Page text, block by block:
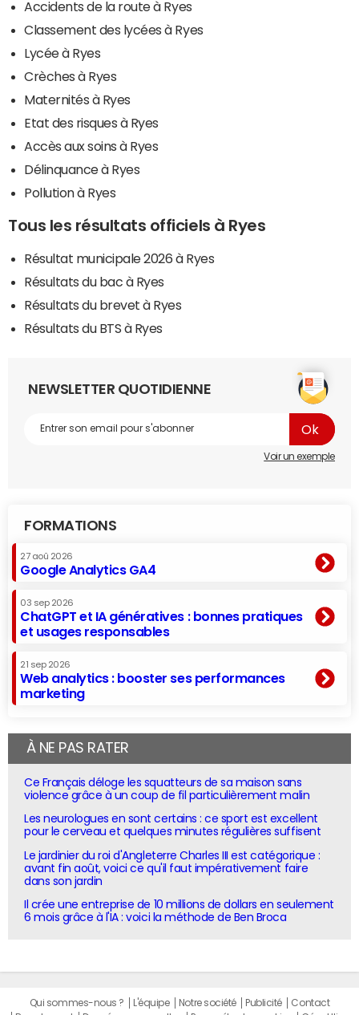
Accidents de la route à Ryes
Classement des lycées à Ryes
Lycée à Ryes
Crèches à Ryes
Maternités à Ryes
Etat des risques à Ryes
Accès aux soins à Ryes
Délinquance à Ryes
Pollution à Ryes
Tous les résultats officiels à Ryes
Résultat municipale 2026 à Ryes
Résultats du bac à Ryes
Résultats du brevet à Ryes
Résultats du BTS à Ryes
NEWSLETTER QUOTIDIENNE
Voir un exemple
FORMATIONS
27 aoû 2026
Google Analytics GA4
03 sep 2026
ChatGPT et IA génératives : bonnes pratiques
et usages responsables
21 sep 2026
Web analytics : booster ses performances
marketing
À NE PAS RATER
Ce Français déloge les squatteurs de sa maison sans
violence grâce à un coup de fil particulièrement malin
Les neurologues en sont certains : ce sport est excellent
pour le cerveau et quelques minutes régulières suffisent
Le jardinier du roi d'Angleterre Charles III est catégorique :
avant fin août, voici ce qu'il faut impérativement faire
dans son jardin
Il crée une entreprise de 10 millions de dollars en seulement
6 mois grâce à l'IA : voici la méthode de Ben Broca
Qui sommes-nous ? L'équipe Notre société Publicité
Contact